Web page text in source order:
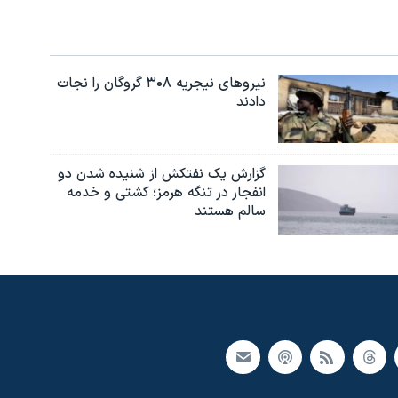
نیروهای نیجریه‌ ۳۰۸ گروگان را نجات
دادند
گزارش یک نفتکش از شنیده شدن دو
انفجار در تنگه هرمز؛ کشتی و خدمه
سالم هستند